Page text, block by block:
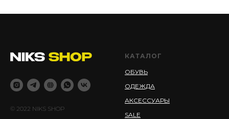
© 2022 NIKS SHOP
КАТАЛОГ
ОБУВЬ
ОДЕЖДА
АКСЕССУАРЫ
SALE